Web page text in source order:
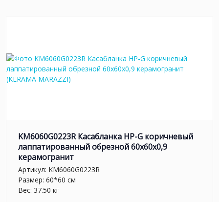
KM6060G0223R Касабланка HP-G коричневый
лаппатированный обрезной 60x60x0,9
керамогранит
Артикул: KM6060G0223R
Размер: 60*60 см
Вес: 37.50 кг